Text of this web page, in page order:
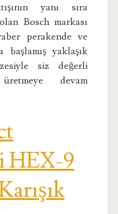
yanı sıra
Bosch markası
perakende ve
yaklaşık
siz değerli
devam
HEX-9